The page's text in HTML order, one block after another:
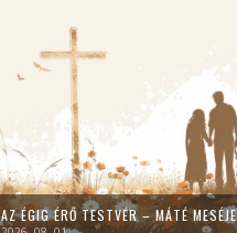
AZ ÉGIG ÉRŐ TESTVÉR – MÁTÉ MESÉJE